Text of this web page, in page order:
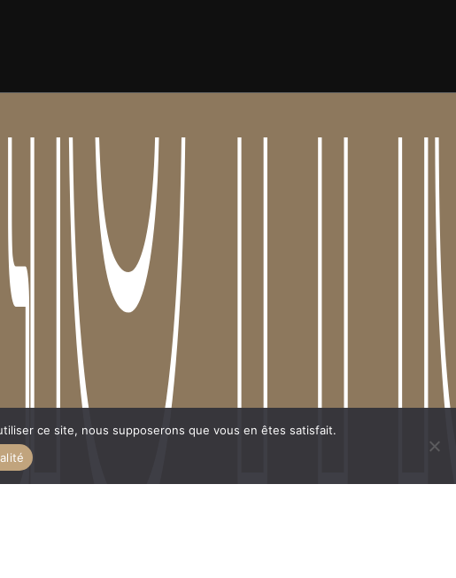
:
VOIR LE PANIER COMMANDER
ce site, nous supposerons que vous en êtes satisfait.